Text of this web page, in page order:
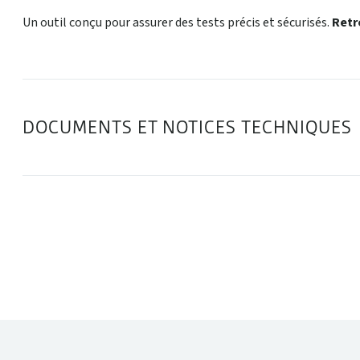
Un outil conçu pour assurer des tests précis et sécurisés.
DOCUMENTS ET NOTICES TECHNIQUES